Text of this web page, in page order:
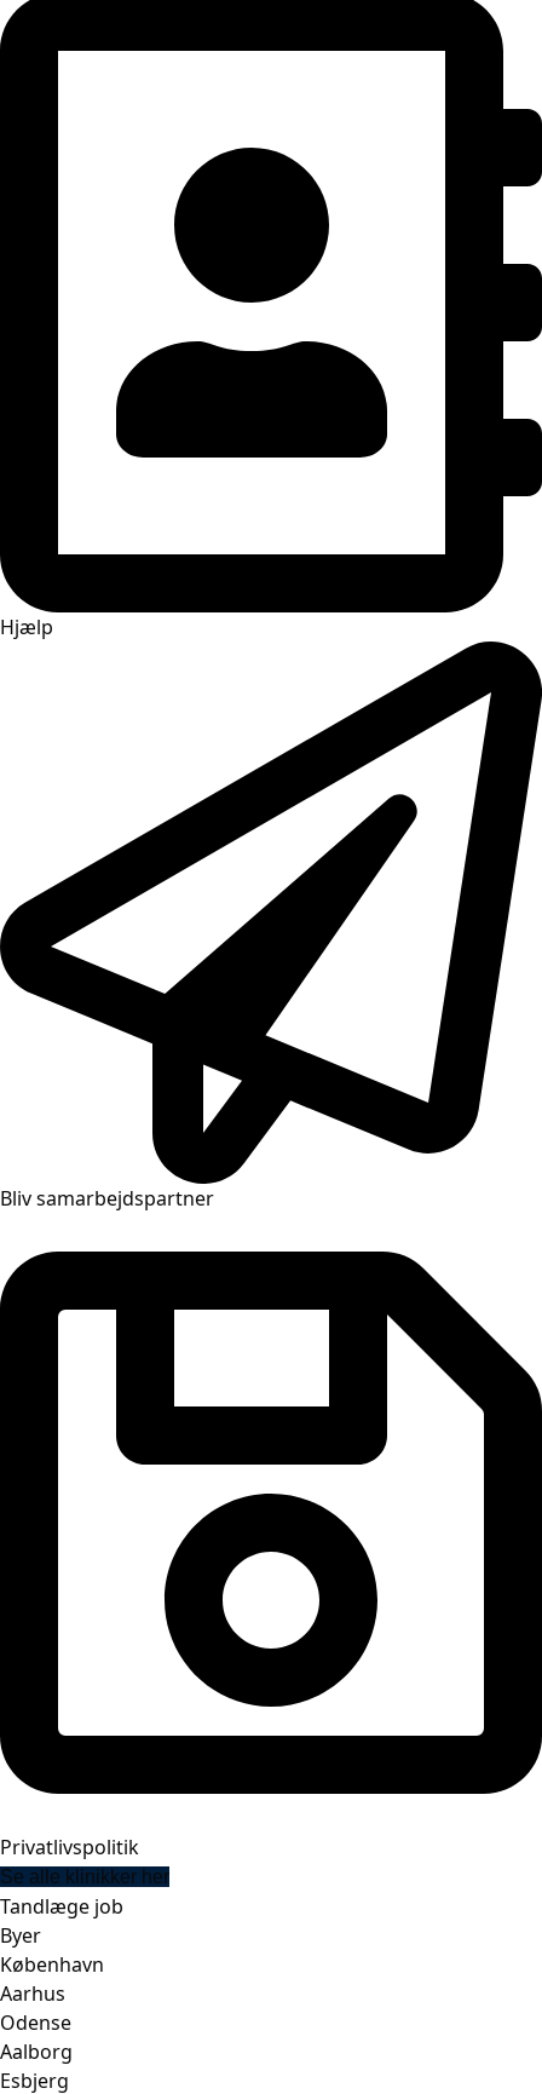
Hjælp
Bliv samarbejdspartner
Privatlivspolitik
Se alle klinikker her
Tandlæge job
Byer
København
Aarhus
Odense
Aalborg
Esbjerg